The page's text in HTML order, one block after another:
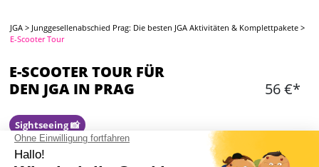
JGA > Junggesellenabschied Prag: Die besten JGA Aktivitäten & Komplettpakete >
E-Scooter Tour
E-SCOOTER TOUR FÜR
DEN JGA IN PRAG
56 €*
Sightseeing 📸